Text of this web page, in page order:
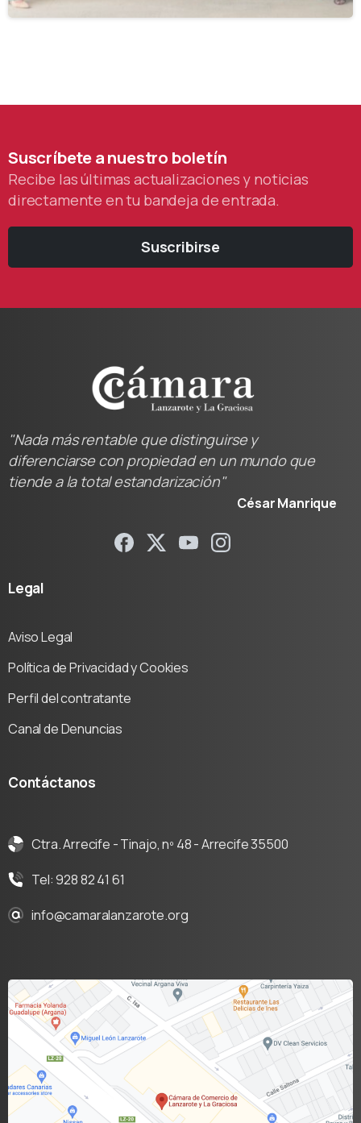
Suscríbeteanuestro boletín
Recibe las últimas actualizaciones y noticias
directamente en tu bandeja de entrada.
Suscribirse
"Nada más rentable que distinguirse y
diferenciarse con propiedad en un mundo que
tiende a la total estandarización"
César Manrique
Legal
Aviso Legal
Política de Privacidad y Cookies
Perfil del contratante
Canal de Denuncias
Contáctanos
Ctra. Arrecife - Tinajo, nº 48 - Arrecife 35500
Tel: 928 82 41 61
info@camaralanzarote.org